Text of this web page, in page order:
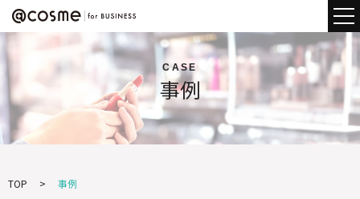
CASE
事例
TOP 事例